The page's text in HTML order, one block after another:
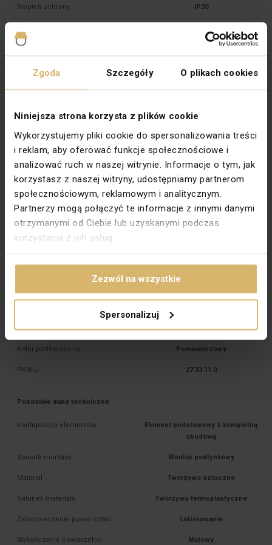
Zgoda Szczegóły O plikach cookies
Niniejsza strona korzysta z plików cookie
Wykorzystujemy pliki cookie do spersonalizowania treści
i reklam, aby oferować funkcje społecznościowe i
analizować ruch w naszej witrynie. Informacje o tym, jak
korzystasz z naszej witryny, udostępniamy partnerom
społecznościowym, reklamowym i analitycznym.
Partnerzy mogą połączyć te informacje z innymi danymi
otrzymanymi od Ciebie lub uzyskanymi podczas
korzystania z ich usług.
Zezwól na wszystkie
Spersonalizuj
Stopień ochrony IP20
Szerokość [mm]
Podtynkowy
Wersja
Zabezpieczenie powierzchni Lakierowanie
Wykończenie powierzchni Matowe
Podświetlenie Tak
Głębokość montażu [mm] 24,5
Typ zacisków
Do systemu ramkowego
Lampka tląca
Kolor podświetlenia Pomarańczowy
PKWIU 27.33.11.0
Pozostałe dane techniczne
Konfiguracja elementów
Element podstawowy z kompletną
obudową
Sposób montażu Montaż podtynkowy
Materiał Tworzywo sztuczne
Gatunek materiału Tworzywo termoplastyczne
Zabezpieczenie powierzchni Lakierowanie
Wykończenie powierzchni Matowy